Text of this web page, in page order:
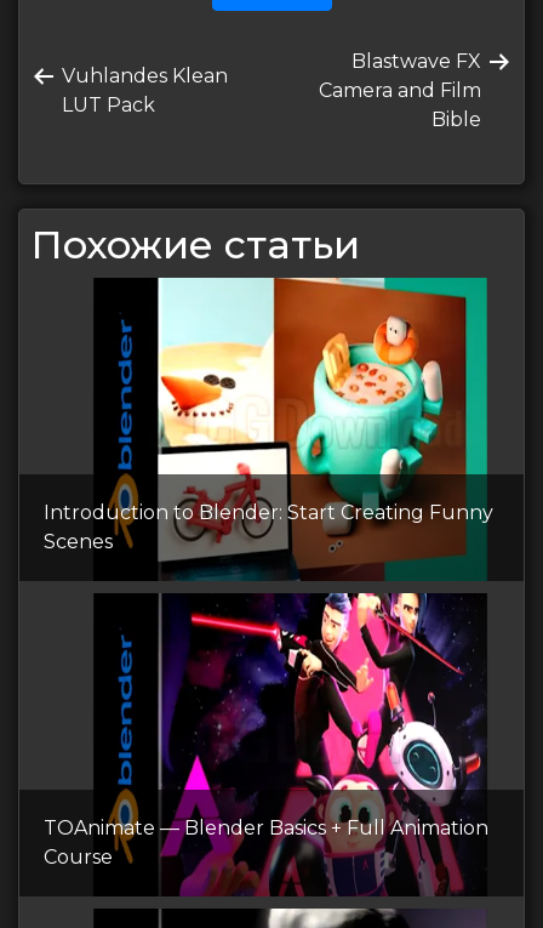
по
записям
Предыдущая
запись
Vuhlandes Klean
LUT Pack
Следующая
запись
Blastwave FX
Camera and Film
Bible
Похожие статьи
Introduction to Blender: Start Creating Funny
Scenes
TOAnimate — Blender Basics + Full Animation
Course